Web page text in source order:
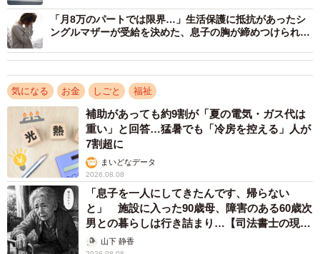
①業務外の理由による病気やけがの療養中であること（業
務による病気やけがは労働災害扱いになり、別の制度にな
ります）。
と。
③連続する3日間を含む4日以上、仕事を休んでいること
（最初の3日間は「待機期間」となり、傷病手当金は支給さ
れません）。
④休職期間中に給与の支払いがないこと（給与がある場合
でも、傷病手当金額より少ない場合は差額が支給されま
す）。
4．申請できるタイミング
「月8万のパートでは限界…」生活保護に抵抗があったシ
ングルマザーが受給を決めた、息子の胸が締めつけられる
気になる お金 しごと 福祉
補助があっても約9割が「夏の電気・ガス代は
重い」と回答…猛暑でも「冷房を控える」人が
7割超に
まいどなデータ
2026.08.08
「息子を一人にしてきたんです、帰らない
と」 施設に入った90歳母、障害のある60歳次
男との暮らしは行き詰まり…【司法書士の現場
から】山下 静香